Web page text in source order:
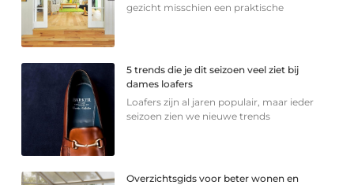
gezicht misschien een praktische
5 trends die je dit seizoen veel ziet bij
dames loafers
Loafers zijn al jaren populair, maar ieder
seizoen zien we nieuwe trends
Overzichtsgids voor beter wonen en